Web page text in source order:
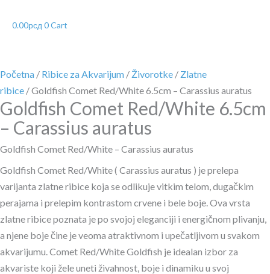
0.00рсд 0Cart
Početna / Ribice za Akvarijum / Živorotke / Zlatne
ribice / Goldfish Comet Red/White 6.5cm – Carassius auratus
Goldfish Comet Red/White 6.5cm
– Carassius auratus
Goldfish Comet Red/White – Carassius auratus
Goldfish Comet Red/White ( Carassius auratus ) je prelepa
varijanta zlatne ribice koja se odlikuje vitkim telom, dugačkim
perajama i prelepim kontrastom crvene i bele boje. Ova vrsta
zlatne ribice poznata je po svojoj eleganciji i energičnom plivanju,
a njene boje čine je veoma atraktivnom i upečatljivom u svakom
akvarijumu. Comet Red/White Goldfish je idealan izbor za
akvariste koji žele uneti živahnost, boje i dinamiku u svoj